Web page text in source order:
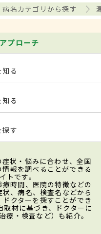
病名カテゴリから探す
プローチ
知る
知る
探す
状・悩みに合わせ、全国
報を調べることができる
トです。
時間、医院の特徴などの
、病名、検査名などから
クターを探すことができ
取材に基づき、ドクターに
療・検査など）も紹介。